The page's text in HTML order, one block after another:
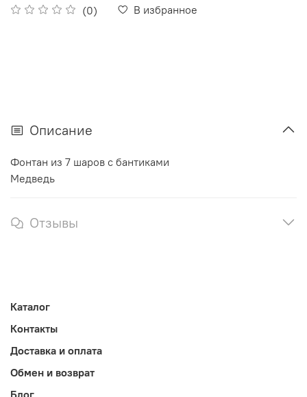
(0) В избранное
Описание
Фонтан из 7 шаров с бантиками
Медведь
Отзывы
Каталог
Контакты
Доставка и оплата
Обмен и возврат